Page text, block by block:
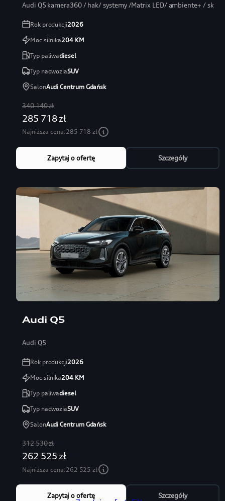
Audi Q5 kamera360 / hak/ systemy /Matrix LED/ ambiente+ / skóra
Rok produkcji2026
Moc silnika204KM
Typ paliwadiesel
Typ nadwoziaSUV
SalonAudi Centrum Gdańsk
340 140 zł
285 718 zł
Najniższa cena:285 718 zł
Zapytaj o ofertę Szczegóły
Audi Q5
Audi Q5
Rok produkcji2026
Moc silnika204KM
Typ paliwadiesel
Typ nadwoziaSUV
SalonAudi Centrum Gdańsk
312 530 zł
262 525 zł
Najniższa cena:262 525 zł
Zapytaj o ofertę Szczegóły